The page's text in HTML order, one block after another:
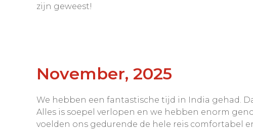
zijn geweest!
November, 2025
We hebben een fantastische tijd in India gehad.
Alles is soepel verlopen en we hebben enorm
voelden ons gedurende de hele reis comfortabel